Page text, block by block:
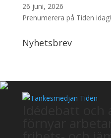
26 juni, 2026
Prenumerera på Tiden idag!
Nyhetsbrev